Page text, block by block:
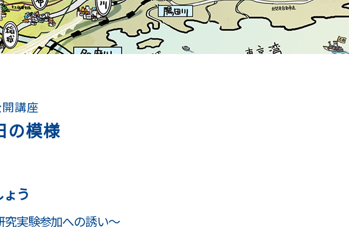
グローバル
スタディーズ学部
・聴講生
多摩大学出版会
教育と研究に関する報告書
グローバルスタディーズ学部
経営情報学部 就職状況
グローバルスタディーズ学部 就職状況
湘南キャンパス図書館
湘南キャンパス メディア・サービス
講座
の模様
う
実験参加への誘い～